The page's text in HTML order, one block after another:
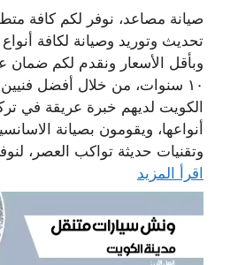
صيانة مصاعد، نوفر لكم كافة
تحديث وتوريد وصيانة لكافة أنواع
وبأقل الأسعار ونقدم لكم
١٠ سنوات، من خلال أفضل
الكويت لديهم خبرة عريقة في
أنواعها، ويقومون بصيانة
وتقنيات حديثة تواكب العصر،
اقرأ المزيد